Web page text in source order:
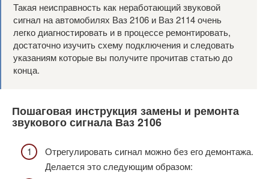
Такая неисправность как неработающий звуковой
сигнал на автомобилях Ваз 2106 и Ваз 2114 очень
легко диагностировать и в процессе ремонтировать,
достаточно изучить схему подключения и следовать
указаниям которые вы получите прочитав статью до
конца.
Пошаговая инструкция замены и ремонта
звукового сигнала Ваз 2106
Отрегулировать сигнал можно без его демонтажа.
Делается это следующим образом: